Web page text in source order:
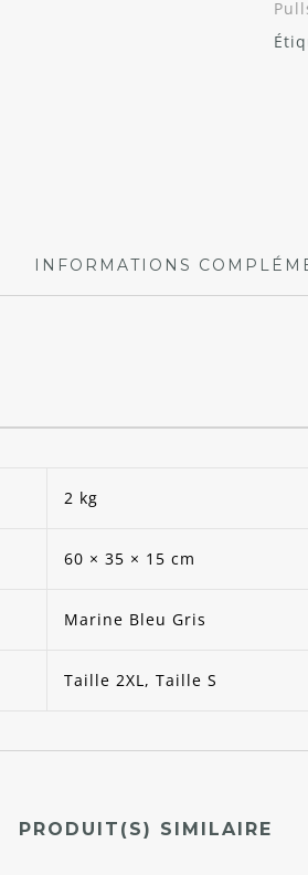
INFORMATIONS
2 kg
60 × 35 × 15 cm
Marine Bleu Gris
Taille 2XL, Taille S
PRODUIT(S) SIMILAIRE